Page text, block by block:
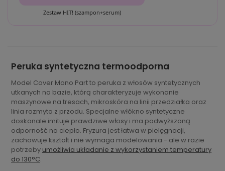
Zestaw HIT! (szampon+serum)
Peruka syntetyczna termoodporna
Model Cover Mono Part to peruka z włosów syntetycznych
utkanych na bazie, którą charakteryzuje wykonanie
maszynowe na tresach, mikroskóra na linii przedziałka oraz
linia rozmyta z przodu. Specjalne włókno syntetyczne
doskonale imituje prawdziwe włosy i ma podwyższoną
odporność na ciepło. Fryzura jest łatwa w pielęgnacji,
zachowuje kształt i nie wymaga modelowania - ale w razie
potrzeby umożliwia układanie z wykorzystaniem temperatury
do 130°C.